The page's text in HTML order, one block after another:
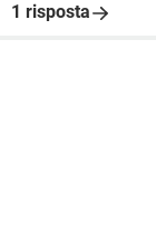
1 risposta